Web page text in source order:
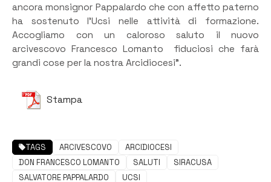
ancora monsignor Pappalardo che con affetto paterno
ha sostenuto l’Ucsi nelle attività di formazione.
Accogliamo con un caloroso saluto il nuovo
arcivescovo Francesco Lomanto fiduciosi che farà
grandi cose per la nostra Arcidiocesi”.
Stampa
TAGS ARCIVESCOVO
ARCIDIOCESI
DON FRANCESCO LOMANTO
SALUTI
SIRACUSA
SALVATORE PAPPALARDO
UCSI